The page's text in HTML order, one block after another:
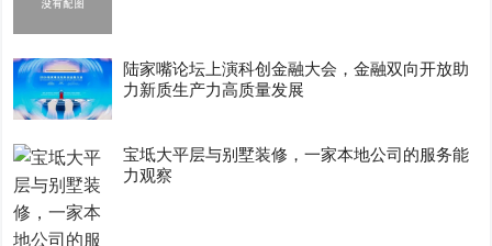
陆家嘴论坛上演科创金融大会，金融双向开放助
力新质生产力高质量发展
宝坻大平层与别墅装修，一家本地公司的服务能
力观察